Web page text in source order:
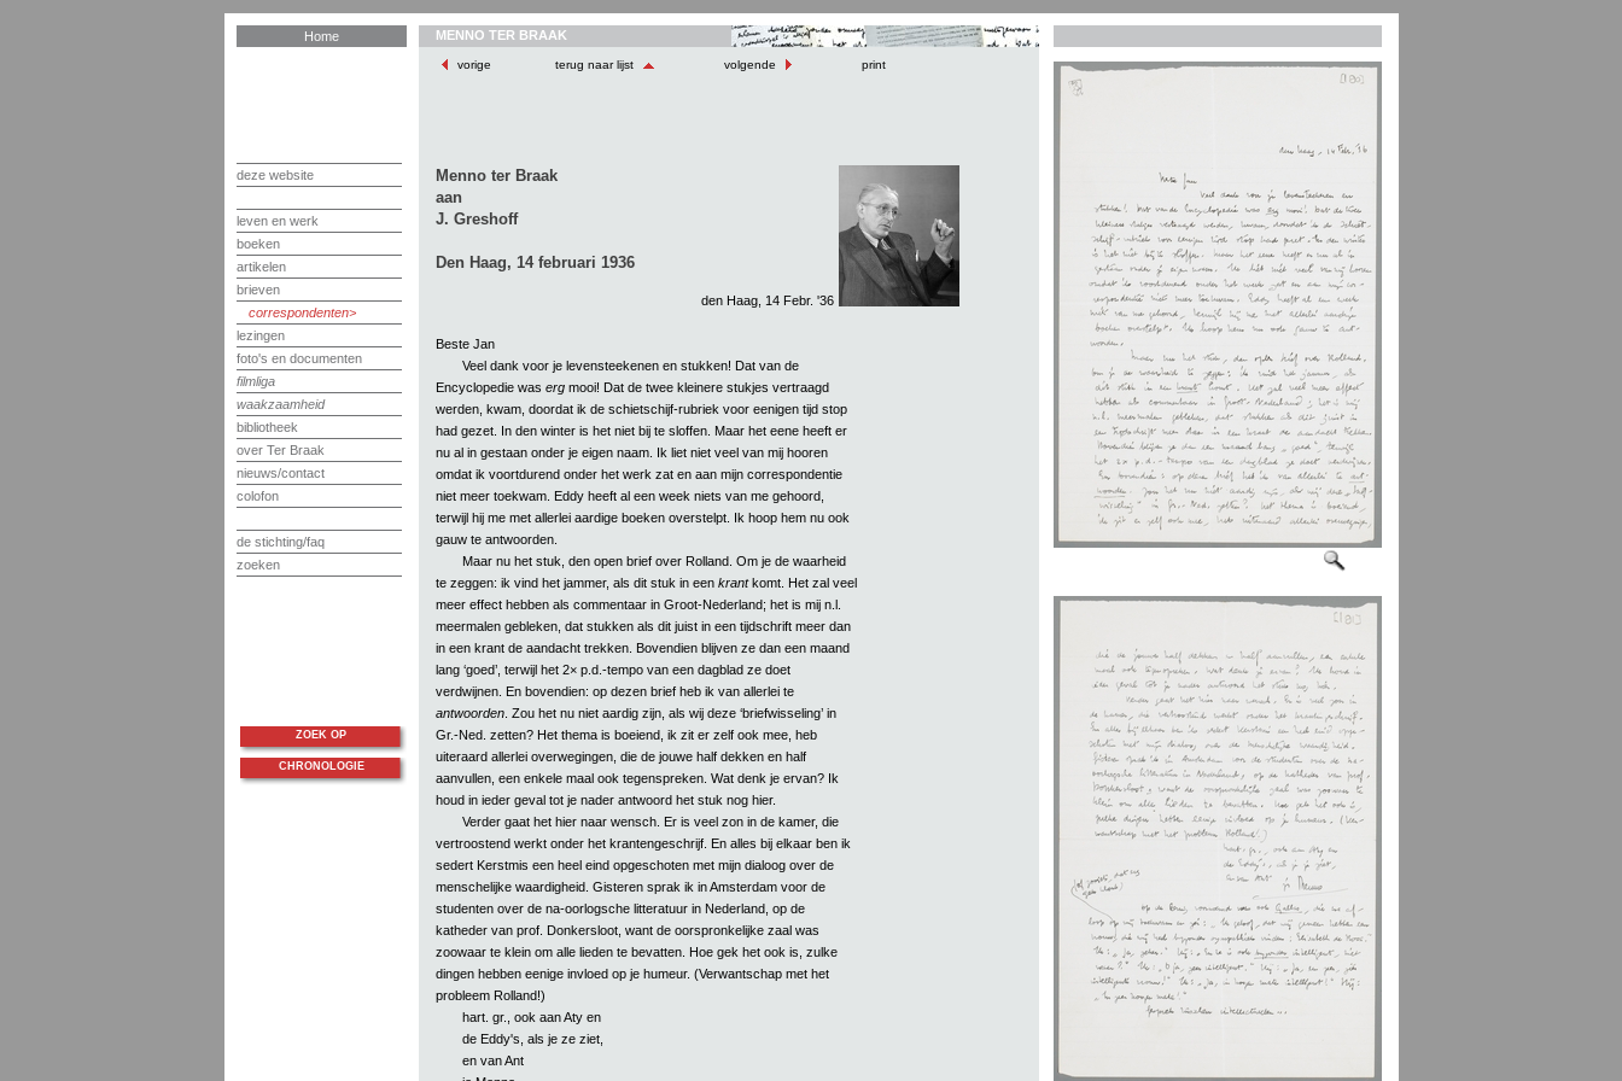
Home
deze website
leven en werk
boeken
artikelen
brieven
correspondenten
lezingen
foto's en documenten
filmliga
waakzaamheid
bibliotheek
over Ter Braak
nieuws/contact
colofon
de stichting/faq
zoeken
MENNO TER BRAAK
vorige terug naar lijst volgende print
Menno ter Braak
aan
J. Greshoff
Den Haag, 14 februari 1936
den Haag, 14 Febr. '36
Beste Jan
Veel dank voor je levensteekenen en stukken! Dat van de
Encyclopedie was ergmooi! Dat de twee kleinere stukjes vertraagd
werden, kwam, doordat ik de schietschijf-rubriek voor eenigen tijd stop
had gezet. In den winter is het niet bij te sloffen. Maar het eene heeft er
nu al in gestaan onder je eigen naam. Ik liet niet veel van mij hooren
omdat ik voortdurend onder het werk zat en aan mijn correspondentie
niet meer toekwam. Eddy heeft al een week niets van me gehoord,
terwijl hij me met allerlei aardige boeken overstelpt. Ik hoop hem nu ook
gauw te antwoorden.
Maar nu het stuk, den open brief over Rolland. Om je de waarheid
te zeggen: ik vind het jammer, als dit stuk in een krantkomt. Het zal veel
meer effect hebben als commentaar in Groot-Nederland; het is mij n.l.
meermalen gebleken, dat stukken als dit juist in een tijdschrift meer dan
in een krant de aandacht trekken. Bovendien blijven ze dan een maand
lang ‘goed’, terwijl het 2× p.d.-tempo van een dagblad ze doet
verdwijnen. En bovendien: op dezen brief heb ik van allerlei te
antwoorden. Zou het nu niet aardig zijn, als wij deze ‘briefwisseling’ in
Gr.-Ned. zetten? Het thema is boeiend, ik zit er zelf ook mee, heb
uiteraard allerlei overwegingen, die de jouwe half dekken en half
aanvullen, een enkele maal ook tegenspreken. Wat denk je ervan? Ik
houd in ieder geval tot je nader antwoord het stuk nog hier.
Verder gaat het hier naar wensch. Er is veel zon in de kamer, die
vertroostend werkt onder het krantengeschrijf. En alles bij elkaar ben ik
sedert Kerstmis een heel eind opgeschoten met mijn dialoog over de
menschelijke waardigheid. Gisteren sprak ik in Amsterdam voor de
studenten over de na-oorlogsche litteratuur in Nederland, op de
katheder van prof. Donkersloot, want de oorspronkelijke zaal was
zoowaar te klein om alle lieden te bevatten. Hoe gek het ook is, zulke
dingen hebben eenige invloed op je humeur. (Verwantschap met het
probleem Rolland!)
hart. gr., ook aan Aty en
de Eddy's, als je ze ziet,
en van Ant
ZOEK OP
CHRONOLOGIE